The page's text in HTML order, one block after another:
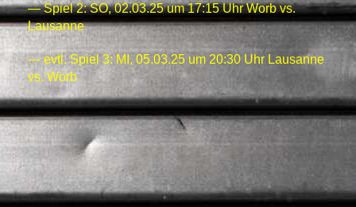
— Spiel 2: SO, 02.03.25 um 17:15 Uhr Worb vs.
Lausanne
— evtl. Spiel 3: MI, 05.03.25 um 20:30 Uhr Lausanne
vs. Worb